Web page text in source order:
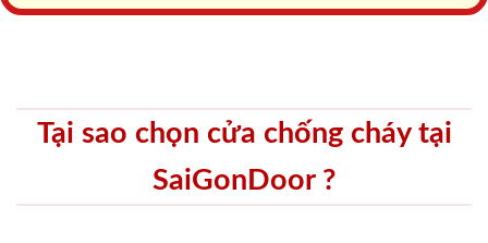
Tại sao chọn cửa chống cháy tại
SaiGonDoor ?